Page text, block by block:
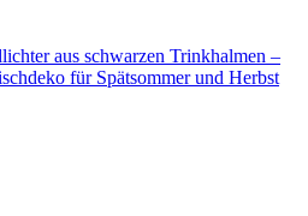
aus schwarzen Trinkhalmen –
für Spätsommer und Herbst